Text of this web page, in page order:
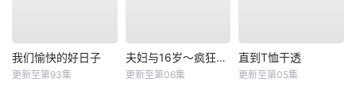
我们愉快的好日子
更新至第93集
夫妇与16岁～疯狂的邻居～
更新至第06集
直到T恤干透
更新至第05集